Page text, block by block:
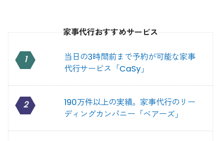
家事代行おすすめサービス
1
当日の3時間前まで予約が可能な家事
代行サービス「CaSy」
2
190万件以上の実績。家事代行のリー
ディングカンパニー「ベアーズ」